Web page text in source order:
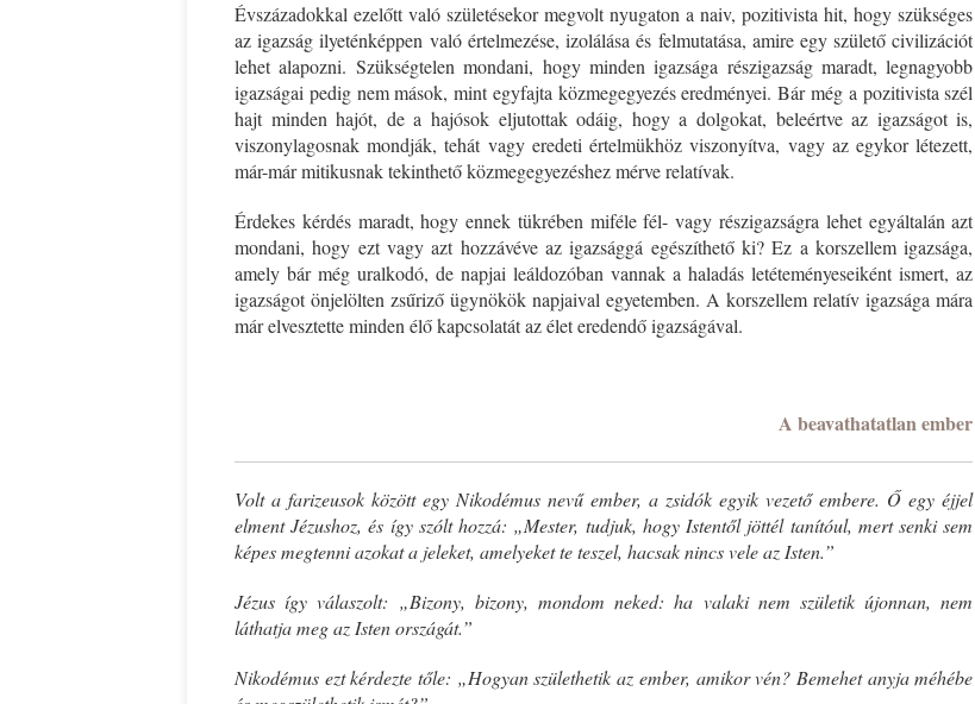
Évszázadokkal ezelőtt való születésekor megvolt nyugaton a naiv, pozitivista hit, hogy szükséges
az igazság ilyeténképpen való értelmezése, izolálása és felmutatása, amire egy születő civilizációt
lehet alapozni. Szükségtelen mondani, hogy minden igazsága részigazság maradt, legnagyobb
igazságai pedig nem mások, mint egyfajta közmegegyezés eredményei. Bár még a pozitivista szél
hajt minden hajót, de a hajósok eljutottak odáig, hogy a dolgokat, beleértve az igazságot is,
viszonylagosnak mondják, tehát vagy eredeti értelmükhöz viszonyítva, vagy az egykor létezett,
már-már mitikusnak tekinthető közmegegyezéshez mérve relatívak.
Érdekes kérdés maradt, hogy ennek tükrében miféle fél- vagy részigazságra lehet egyáltalán azt
mondani, hogy ezt vagy azt hozzávéve az igazsággá egészíthető ki? Ez a korszellem igazsága,
amely bár még uralkodó, de napjai leáldozóban vannak a haladás letéteményeseiként ismert, az
igazságot önjelölten zsűriző ügynökök napjaival egyetemben. A korszellem relatív igazsága mára
már elvesztette minden élő kapcsolatát az élet eredendő igazságával.
A beavathatatlan ember
Volt a farizeusok között egy Nikodémus nevű ember, a zsidók egyik vezető embere. Ő egy éjjel
elment Jézushoz, és így szólt hozzá: „Mester, tudjuk, hogy Istentől jöttél tanítóul, mert senki sem
képes megtenni azokat a jeleket, amelyeket te teszel, hacsak nincs vele az Isten.”
Jézus így válaszolt: „Bizony, bizony, mondom neked: ha valaki nem születik újonnan, nem
láthatja meg az Isten országát.”
Nikodémus ezt kérdezte tőle: „Hogyan születhetik az ember, amikor vén? Bemehet anyja méhébe